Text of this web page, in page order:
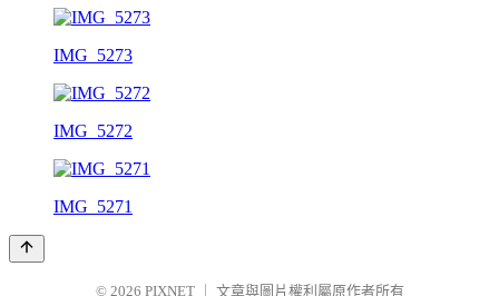
IMG_5273
IMG_5272
IMG_5271
© 2026 PIXNET 文章與圖片權利屬原作者所有